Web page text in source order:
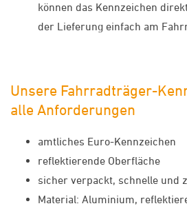
können das Kennzeichen
der Lieferung einfach am
Unsere Fahrradträger-
alle Anforderungen
amtliches Euro-Kennzeichen
reflektierende Oberfläche
sicher verpackt, schnelle und
Material: Aluminium,